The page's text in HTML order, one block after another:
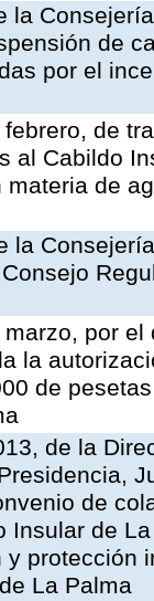
la
de
por el
de
al Cabildo
de
la
por
la
de
de la
de
Insular de
protección
La Palma